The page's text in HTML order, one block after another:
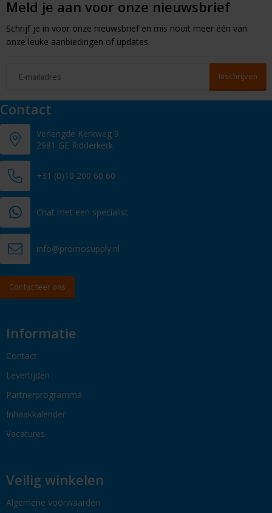
Meld je aan voor onze nieuwsbrief
Schrijf je in voor onze nieuwsbrief en mis nooit meer één van
onze leuke aanbiedingen of updates.
Contact
Verlengde Kerkweg 9
2981 GE Ridderkerk
+31 (0)10 200 60 60
Chat met een specialist
info@promosupply.nl
Contacteer ons
Informatie
Contact
Levertijden
Partnerprogramma
Inhaakkalender
Vacatures
Veilig winkelen
Algemene voorwaarden